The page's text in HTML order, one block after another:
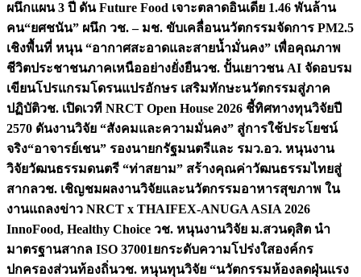
ผนึกแผน 3 ปี ดัน Future Food เจาะตลาดอินเดีย 1.46 พันล้าน
คน“ยศชนัน” ผนึก วช. – มช. ขับเคลื่อนนวัตกรรมจัดการ PM2.5
เชิงพื้นที่ หนุน “อากาศสะอาดและสายน้ำมั่นคง” เพื่อคุณภาพ
ชีวิตประชาชนภาคเหนืออย่างยั่งยืนวช. ปั้นเยาวชน AI จัดอบรม
เขียนโปรแกรมโดรนแปรอักษร เสริมทักษะนวัตกรรมสู่ภาค
ปฏิบัติวช. เปิดเวที NRCT Open House 2026 ชี้ทิศทางทุนวิจัยปี
2570 ดันงานวิจัย “สังคมและความมั่นคง” สู่การใช้ประโยชน์
จริง“อาจารย์เชน” รองนายกรัฐมนตรีและ รมว.อว. หนุนงาน
วิจัยวัฒนธรรมดนตรี “ท่าสยาม” สร้างคุณค่าวัฒนธรรมไทยสู่
สากลวช. เชิญชมผลงานวิจัยและนวัตกรรมอาหารสุขภาพ ใน
งานแถลงข่าว NRCT x THAIFEX-ANUGA ASIA 2026
InnoFood, Healthy Choice วช. หนุนงานวิจัย ม.สวนดุสิต นำ
มาตรฐานสากล ISO 37001ยกระดับความโปร่งใสองค์กร
ปกครองส่วนท้องถิ่นวช. หนุนทุนวิจัย “นวัตกรรมห้องลดฝุ่นแรง